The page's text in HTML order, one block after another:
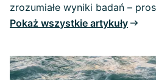
zrozumiałe wyniki badań –
Pokaż wszystkie artykuły